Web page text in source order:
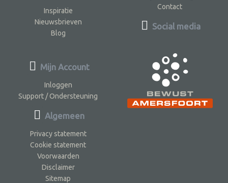
Inspiratie
Nieuwsbrieven
Blog
Contact
Social media
Mijn Account
Inloggen
Support / Ondersteuning
Algemeen
Privacy statement
Cookie statement
Voorwaarden
Disclaimer
Sitemap